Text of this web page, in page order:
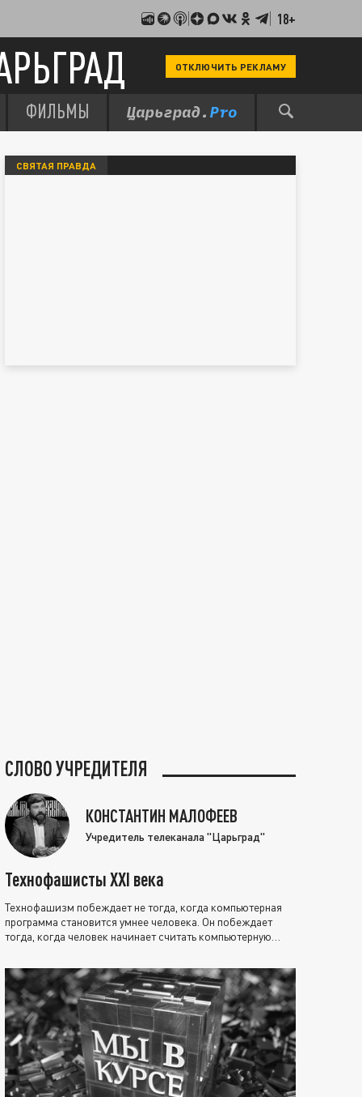
18+
ОТКЛЮЧИТЬ РЕКЛАМУ
ФИЛЬМЫ
СВЯТАЯ ПРАВДА
СЛОВО УЧРЕДИТЕЛЯ
КОНСТАНТИН МАЛОФЕЕВ
Учредитель телеканала "Царьград"
Технофашисты XXI века
Технофашизм побеждает не тогда, когда компьютерная
программа становится умнее человека. Он побеждает
тогда, когда человек начинает считать компьютерную